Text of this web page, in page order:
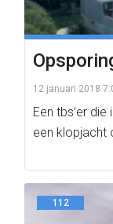
12 januari 2018
Een tbs’er
een klopjacht
112